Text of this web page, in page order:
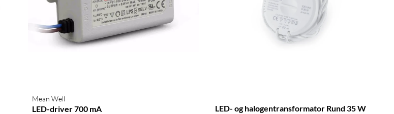
Mean Well
LED-driver 700 mA LED- og halogentransformator Rund 35 W